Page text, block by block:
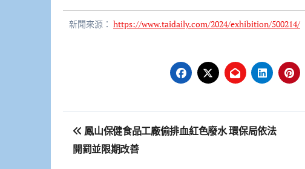
新聞來源： https://www.taidaily.com/2024/exhibition/500214/
文
章
鳳山保健食品工廠偷排血紅色廢水 環保局依法
開罰並限期改善